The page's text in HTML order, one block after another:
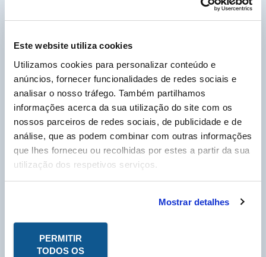
Este website utiliza cookies
Utilizamos cookies para personalizar conteúdo e
anúncios, fornecer funcionalidades de redes sociais e
analisar o nosso tráfego. Também partilhamos
informações acerca da sua utilização do site com os
nossos parceiros de redes sociais, de publicidade e de
análise, que as podem combinar com outras informações
que lhes forneceu ou recolhidas por estes a partir da sua
utilização dos respetivos serviços.
Mostrar detalhes
PERMITIR
TODOS OS
PDF - FICHA DE
Cliente Labo Portugal, por favor insira o seu nº
de cliente, que pode encontrar na sua fatura e
que começa por um P, para poder descarregar as
Fichas Técnicas em PDF.
N° Compte Client